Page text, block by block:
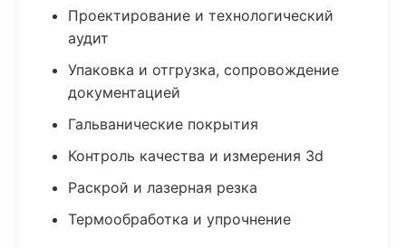
Проектирование и технологический
аудит
Упаковка и отгрузка, сопровождение
документацией
Гальванические покрытия
Контроль качества и измерения 3d
Раскрой и лазерная резка
Термообработка и упрочнение